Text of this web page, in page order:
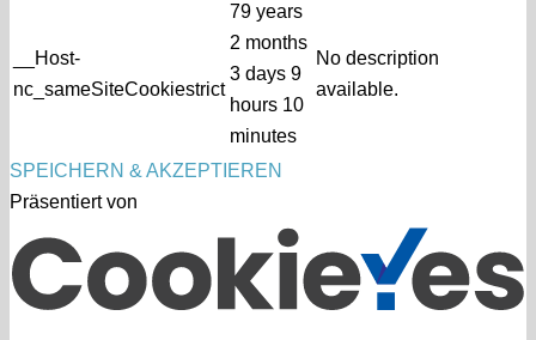
__Host-
nc_sameSiteCookiestrict
79 years
2 months
3 days 9
hours 10
minutes
No description
available.
SPEICHERN & AKZEPTIEREN
Präsentiert von